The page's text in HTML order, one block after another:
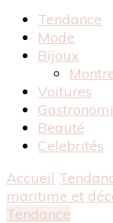
Tendance
Mode
Bijoux
Voitures
Beauté
Celebrités
Accueil
maritime et
Tendance